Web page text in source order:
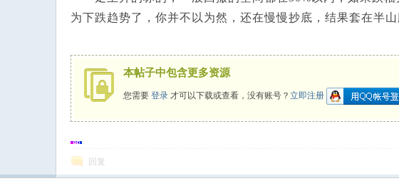
为下跌趋势了，你并不以为然，还在慢慢抄底，结果套在半
本帖子中包含更多资源
您需要 登录 才可以下载或查看，没有账号？ 立即注册
回复